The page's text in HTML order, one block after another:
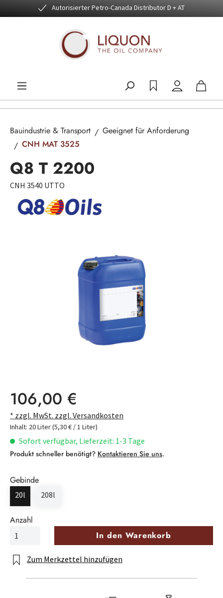
Zum Hauptinhalt springenAutorisierter Petro-Canada Distributor D + AT
Bauindustrie & Transport
Geeignet für Anforderung
CNH MAT 3525
Q8 T 2200
CNH 3540 UTTO
Regulärer Preis:
106,00 €
* zzgl. MwSt. zzgl. Versandkosten
Inhalt: 20 Liter(5,30 € / 1 Liter)
Sofort verfügbar, Lieferzeit: 1-3 Tage
Produkt schneller benötigt? Kontaktieren Sie uns.
Gebinde
20l 208l
Anzahl
In den Warenkorb
Zum Merkzettel hinzufügen